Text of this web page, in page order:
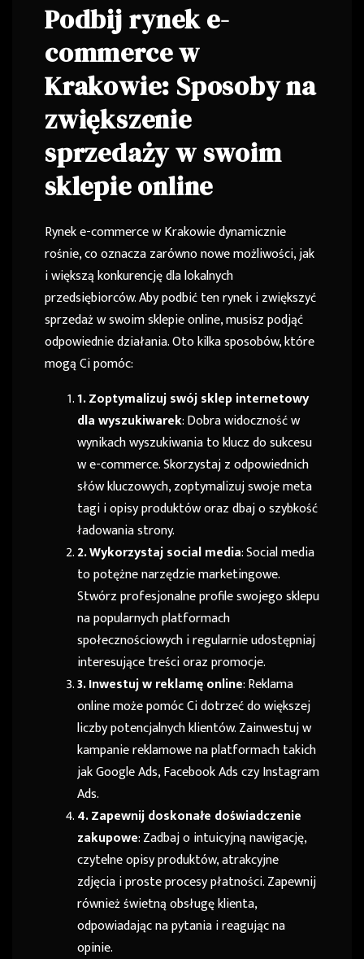
Podbij rynek e-
commerce w
Krakowie: Sposoby na
zwiększenie
sprzedaży w swoim
sklepie online
Rynek e-commerce w Krakowie dynamicznie
rośnie, co oznacza zarówno nowe możliwości, jak
i większą konkurencję dla lokalnych
przedsiębiorców. Aby podbić ten rynek i zwiększyć
sprzedaż w swoim sklepie online, musisz podjąć
odpowiednie działania. Oto kilka sposobów, które
mogą Ci pomóc:
1. Zoptymalizuj swój sklep internetowy
dla wyszukiwarek: Dobra widoczność w
wynikach wyszukiwania to klucz do sukcesu
w e-commerce. Skorzystaj z odpowiednich
słów kluczowych, zoptymalizuj swoje meta
tagi i opisy produktów oraz dbaj o szybkość
ładowania strony.
2. Wykorzystaj social media: Social media
to potężne narzędzie marketingowe.
Stwórz profesjonalne profile swojego sklepu
na popularnych platformach
społecznościowych i regularnie udostępniaj
interesujące treści oraz promocje.
3. Inwestuj w reklamę online: Reklama
online może pomóc Ci dotrzeć do większej
liczby potencjalnych klientów. Zainwestuj w
kampanie reklamowe na platformach takich
jak Google Ads, Facebook Ads czy Instagram
Ads.
4. Zapewnij doskonałe doświadczenie
zakupowe: Zadbaj o intuicyjną nawigację,
czytelne opisy produktów, atrakcyjne
zdjęcia i proste procesy płatności. Zapewnij
również świetną obsługę klienta,
odpowiadając na pytania i reagując na
opinie.